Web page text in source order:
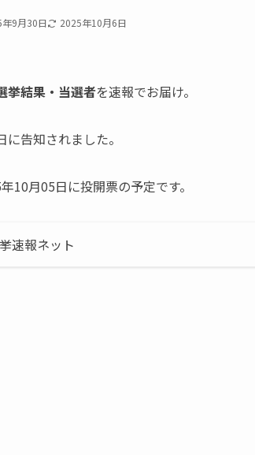
9月30日 2025年10月6日
挙結果・当選者を速報でお届け。
告知されました。
10月05日に投開票の予定です。
速報ネット